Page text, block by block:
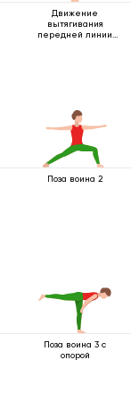
Движение
вытягивания
передней линии
Поза воина 2
Поза воина 3 с
опорой